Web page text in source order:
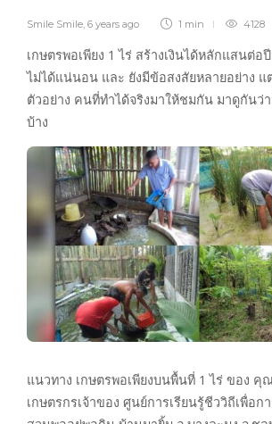
Smile Smile 6 years ago 1 min 4128
เกษตรพอเพียง 1 ไร่ สร้างเงินได้หลักแสนต่
ไม่ได้แน่นอน และ ยังมีข้อสงสัยหลายอย่าง แ
ตัวอย่าง คนที่ทำได้จริงมาให้ชมกัน มาดูกันว่
บ้าง
แนวทาง เกษตรพอเพียงบนพื้นที่ 1 ไร่ ของ คุ
เกษตรกรเจ้าของ ศูนย์การเรียนรู้ชีววิถีเพื่อ